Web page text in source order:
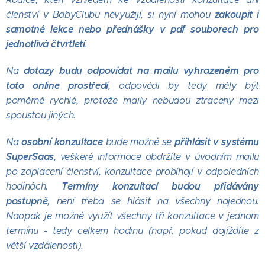
členství v BabyClubu nevyužijí, si nyní mohou zakoupit i
samotné lekce nebo přednášky v pdf souborech pro
jednotlivá čtvrtletí.
Na dotazy budu odpovídat na mailu vyhrazeném pro
toto online prostředí, odpovědi by tedy měly být
poměrně rychlé, protože maily nebudou ztraceny mezi
spoustou jiných.
Naosobní konzultacebude možné sepřihlásit v systému
SuperSaas, veškeré informace obdržíte v úvodním mailu
po zaplacení členství, konzultace probíhají v odpoledních
hodinách. Termíny konzultací budou přidávány
postupně, není třeba se hlásit na všechny najednou.
Naopak je možné využít všechny tři konzultace v jednom
termínu - tedy celkem hodinu (např. pokud dojíždíte z
větší vzdálenosti).